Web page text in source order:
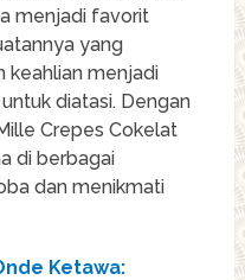
menjadi favorit
yang
keahlian menjadi
diatasi. Dengan
Crepes Cokelat
di berbagai
dan menikmati
Ketawa: